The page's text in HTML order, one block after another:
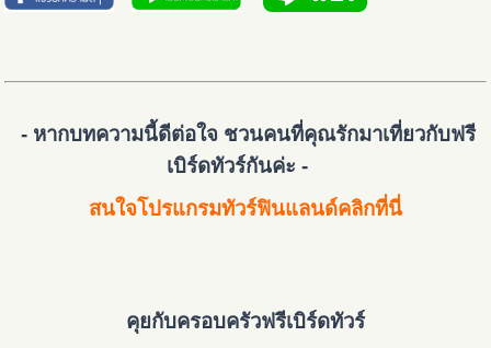
- หากบทความนี้ดีต่อใจ ชวนคนที่คุณรักมาเที่ยวกับฟรี
เบิร์ดทัวร์กันค่ะ -
สนใจโปรแกรมทัวร์ฟินแลนด์คลิกที่นี่
คุยกับครอบครัวฟรีเบิร์ดทัวร์